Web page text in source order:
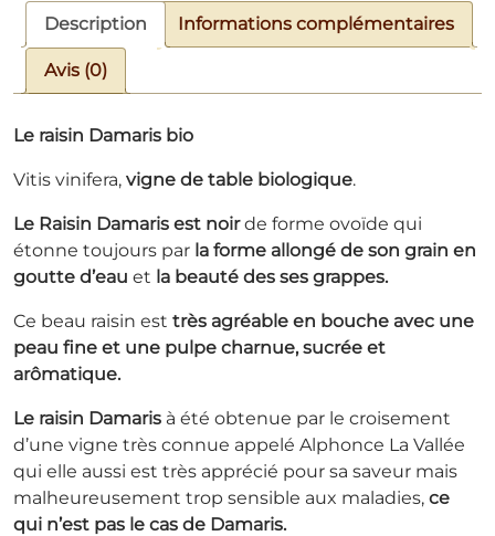
Description Informations complémentaires
Avis (0)
Le raisin Damaris bio
Vitis vinifera, vigne de table biologique.
Le Raisin Damaris est noirde forme ovoïde qui
étonne toujours par la forme allongé de son grain en
goutte d’eau et la beauté des ses grappes.
Ce beau raisin est très agréable en bouche avec une
peau fine et une pulpe charnue, sucrée et
arômatique.
Le raisin Damaris à été obtenue par le croisement
d’une vigne très connue appelé Alphonce La Vallée
qui elle aussi est très apprécié pour sa saveur mais
malheureusement trop sensible aux maladies, ce
qui n’est pas le cas de Damaris.